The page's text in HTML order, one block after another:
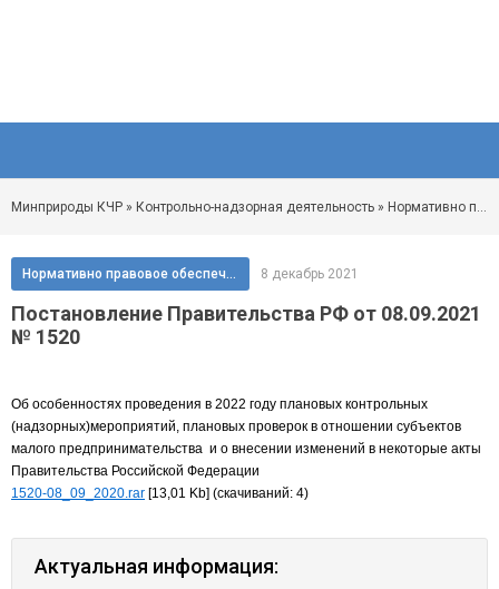
Минприроды КЧР » Контрольно-надзорная деятельность » Нормативно правовое обеспечение
Нормативно правовое обеспечение 8 декабрь 2021
Постановление Правительства РФ от 08.09.2021
№ 1520
Об особенностях проведения в 2022 году плановых контрольных
(надзорных)мероприятий, плановых проверок в отношении субъектов
малого предпринимательства и о внесении изменений в некоторые акты
Правительства Российской Федерации
1520-08_09_2020.rar [13,01 Kb] (cкачиваний: 4)
Актуальная информация: